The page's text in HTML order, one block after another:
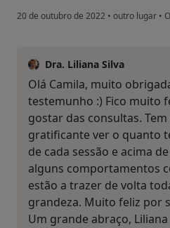
20 de outubro de 2022 • outro lugar •
Dra. Liliana Silva
Olá Camila, muito
testemunho :) Fico muito
gostar das consultas.
gratificante ver o quanto
de cada sessão e acima
alguns comportamentos
estão a trazer de volta
grandeza. Muito feliz por
Um grande abraço, Liliana